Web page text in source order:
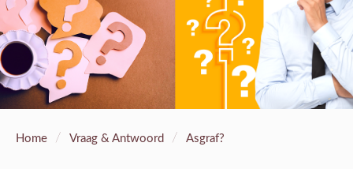
Home / Vraag & Antwoord / Asgraf?